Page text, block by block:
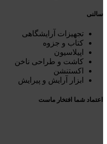
سالنی
تجهیزات آرایشگاهی
کتاب و جزوه
اپیلاسیون
کاشت و طراحی ناخن
اکستنشن
ابزار آرایش و پیرایش
اعتماد شما افتخار ماست